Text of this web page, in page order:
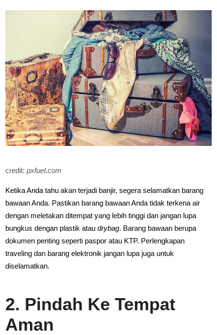
credit:pxfuel.com
Ketika Anda tahu akan terjadi banjir, segera selamatkan barang
bawaan Anda. Pastikan barang bawaan Anda tidak terkena air
dengan meletakan ditempat yang lebih tinggi dan jangan lupa
bungkus dengan plastik ataudrybag. Barang bawaan berupa
dokumen penting seperti paspor atau KTP. Perlengkapan
traveling dan barang elektronik jangan lupa juga untuk
diselamatkan.
2. Pindah Ke Tempat
Aman